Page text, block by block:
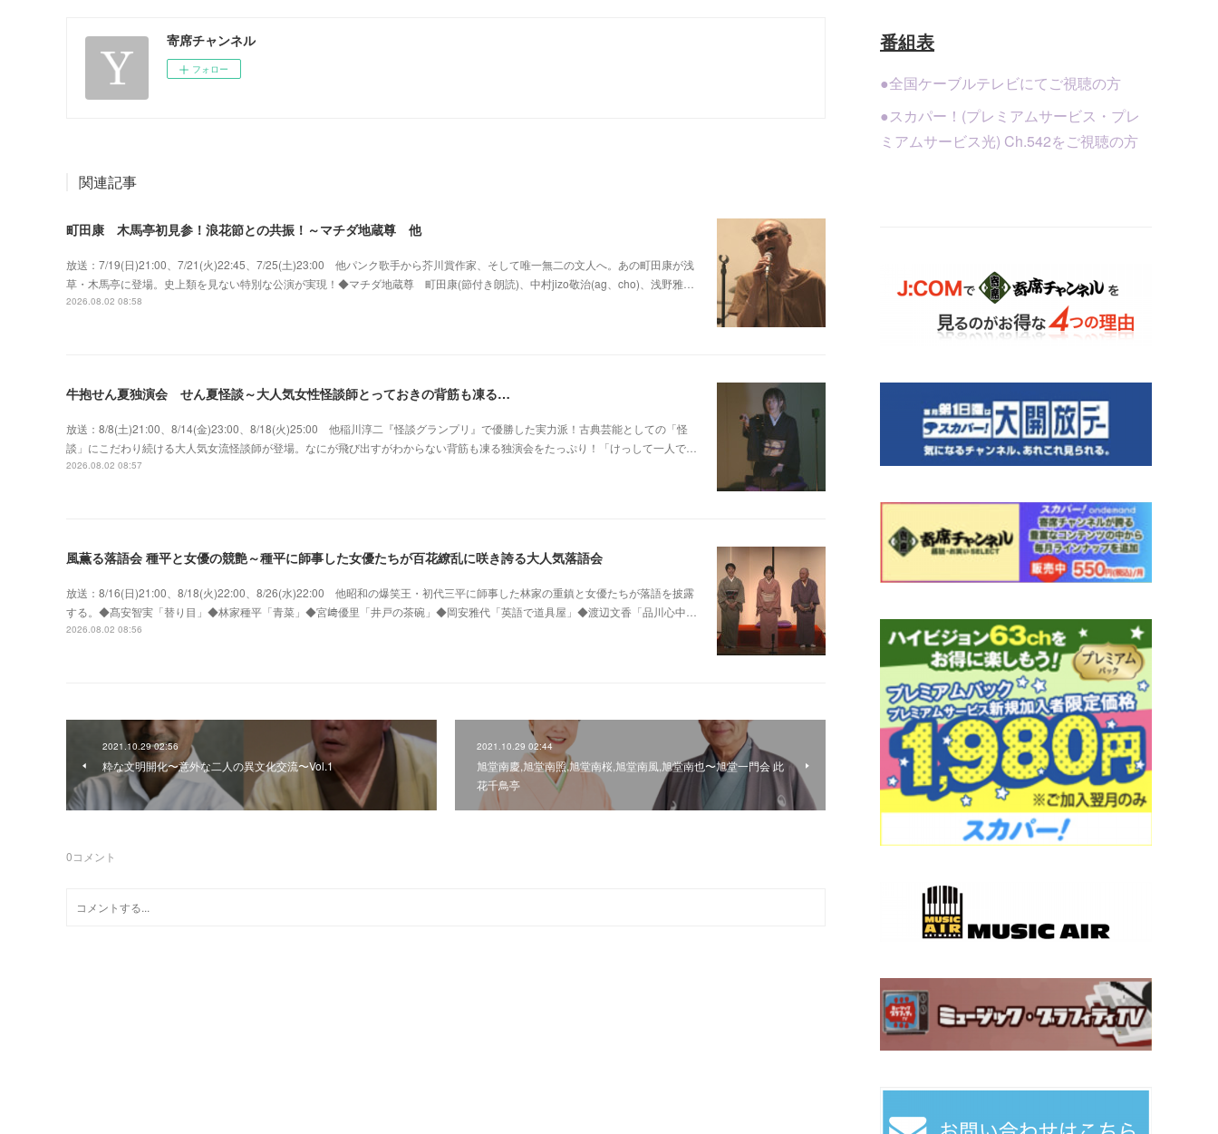
寄席チャンネル
フォロー
関連記事
町田康 木馬亭初見参！浪花節との共振！～マチダ地蔵尊 他
放送：7/19(日)21:00、7/21(火)22:45、7/25(土)23:00 他パンク歌手から芥川賞作家、そして唯一無二の文人へ。あの町田康が浅
草・木馬亭に登場。史上類を見ない特別な公演が実現！◆マチダ地蔵尊 町田康(節付き朗読)、中村jizo敬治(ag、cho)、浅野雅…
2026.08.02 08:58
牛抱せん夏独演会 せん夏怪談～大人気女性怪談師とっておきの背筋も凍る…
放送：8/8(土)21:00、8/14(金)23:00、8/18(火)25:00 他稲川淳二『怪談グランプリ』で優勝した実力派！古典芸能としての「怪
談」にこだわり続ける大人気女流怪談師が登場。なにが飛び出すがわからない背筋も凍る独演会をたっぷり！「けっして一人で…
2026.08.02 08:57
風薫る落語会 種平と女優の競艶～種平に師事した女優たちが百花繚乱に咲き誇る大人気落語会
放送：8/16(日)21:00、8/18(火)22:00、8/26(水)22:00 他昭和の爆笑王・初代三平に師事した林家の重鎮と女優たちが落語を披露
する。◆髙安智実「替り目」◆林家種平「青菜」◆宮﨑優里「井戸の茶碗」◆岡安雅代「英語で道具屋」◆渡辺文香「品川心中…
2026.08.02 08:56
2021.10.29 02:56
粋な文明開化〜意外な二人の異文化交流〜Vol.1
2021.10.29 02:44
旭堂南慶,旭堂南照,旭堂南桜,旭堂南風,旭堂南也〜旭堂一門会 此
花千鳥亭
0コメント
番組表
●全国ケーブルテレビにてご視聴の方
●スカパー！(プレミアムサービス・プレ
ミアムサービス光) Ch.542をご視聴の方